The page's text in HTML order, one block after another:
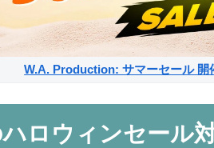
W.A. Production: サマーセール 開
ロウィンセール